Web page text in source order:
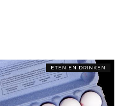
ETEN EN DRINKEN